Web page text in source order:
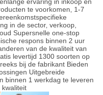
ervaring in inkoop en
te voorkomen, 1-7
in de sector, verkoop,
Supersnelle one-stop
respons binnen 2 uur
van de kwaliteit van
levertijd 1300 soorten op
bij de fabrikant Bieden
Uitgebreide
binnen 1 werkdag te leveren